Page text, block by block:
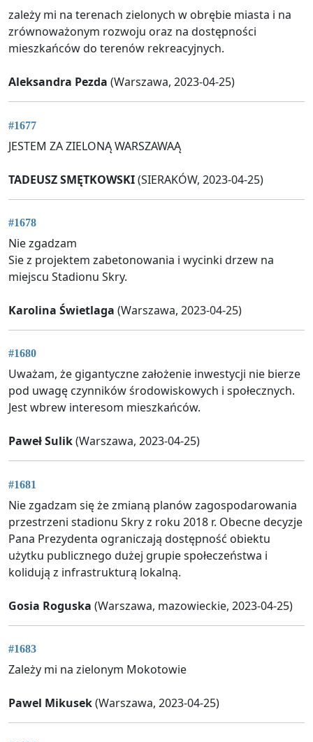
zależy mi na terenach zielonych w obrębie miasta i na
zrównoważonym rozwoju oraz na dostępności
mieszkańców do terenów rekreacyjnych.
Aleksandra Pezda (Warszawa, 2023-04-25)
#1677
JESTEM ZA ZIELONĄ WARSZAWAĄ
TADEUSZ SMĘTKOWSKI(SIERAKÓW, 2023-04-25)
#1678
Nie zgadzam
Sie z projektem zabetonowania i wycinki drzew na
miejscu Stadionu Skry.
Karolina Świetlaga (Warszawa, 2023-04-25)
#1680
Uważam, że gigantyczne założenie inwestycji nie bierze
pod uwagę czynników środowiskowych i społecznych.
Jest wbrew interesom mieszkańców.
Paweł Sulik(Warszawa, 2023-04-25)
#1681
Nie zgadzam się że zmianą planów zagospodarowania
przestrzeni stadionu Skry z roku 2018 r. Obecne decyzje
Pana Prezydenta ograniczają dostępność obiektu
użytku publicznego dużej grupie społeczeństwa i
kolidują z infrastrukturą lokalną.
Gosia Roguska (Warszawa, mazowieckie, 2023-04-25)
#1683
Zależy mi na zielonym Mokotowie
Pawel Mikusek(Warszawa, 2023-04-25)